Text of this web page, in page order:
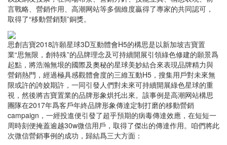
言戰略、營銷作用、高潮网站等多個維度贏得了專家的共同認可，
取得了“移動營銷類”銅獎。
思創吉寶2018許願星球3D互動體會H5的構思是以新加坡吉寶置
業“思無限，創特殊”的品牌理念及可持續開展引領綠色修建的願景爲
起點，將浩瀚無垠的國際及奧秘的星球美妙結合來表現品牌精力與
營銷熱門，經過極具感觀體會度的三維互動H5，搜集用戶對未來無
限或許的誇姣期許，一同引發人們對未來可持續開展綠色星球的重
視，然後將吉寶置業的品牌形象烘托出來。該事例是高潮网站構思
團隊在2017年爲客戶年終品牌形象傳達定制打磨的移動營銷
campaign，一經投進便引發了超乎預期的病毒傳達效應，在短短一
周時刻便掩蓋逾越30w微信用戶，取得了傑出的傳達作用。咱們將此
次微信營銷事例的成功，歸結爲三大方面：